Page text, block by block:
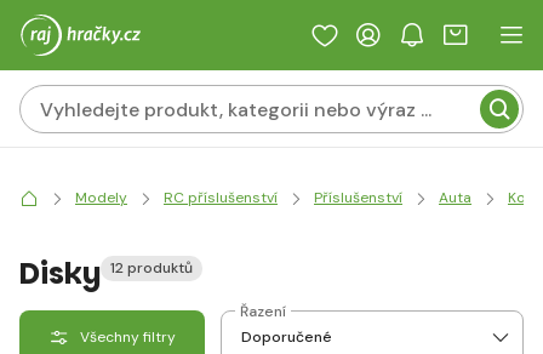
Modely RC příslušenství Příslušenství Auta
Disky 12 produktů
Všechny filtry
Řazení